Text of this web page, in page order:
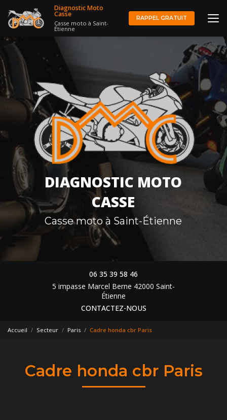
au
contenu
Diagnostic Moto
Casse
Casse moto à Saint-
Étienne
RAPPEL GRATUIT
DIAGNOSTIC MOTO
CASSE
Casse moto à Saint-Étienne
06 35 39 58 46
5 impasse Marcel Berne 42000 Saint-
Étienne
CONTACTEZ-NOUS
Accueil Secteur Paris Cadre honda cbr Paris
Cadre honda cbr Paris